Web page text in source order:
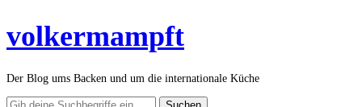
volkermampft
Der Blog ums Backen und um die internationale Küche